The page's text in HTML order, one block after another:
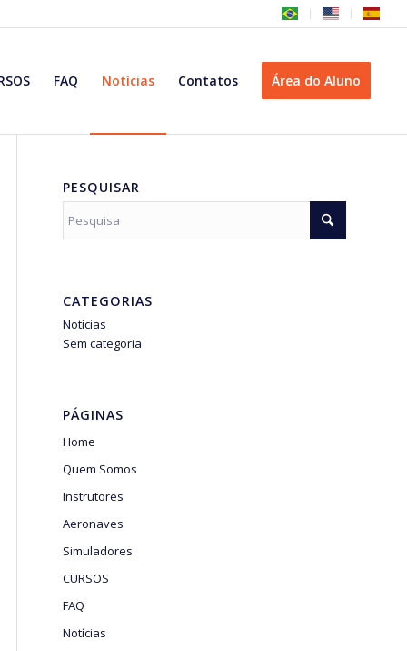
FAQ Notícias Contatos Área do Aluno
PESQUISAR
CATEGORIAS
Notícias
Sem categoria
PÁGINAS
Home
Quem Somos
Instrutores
Aeronaves
Simuladores
CURSOS
FAQ
Notícias